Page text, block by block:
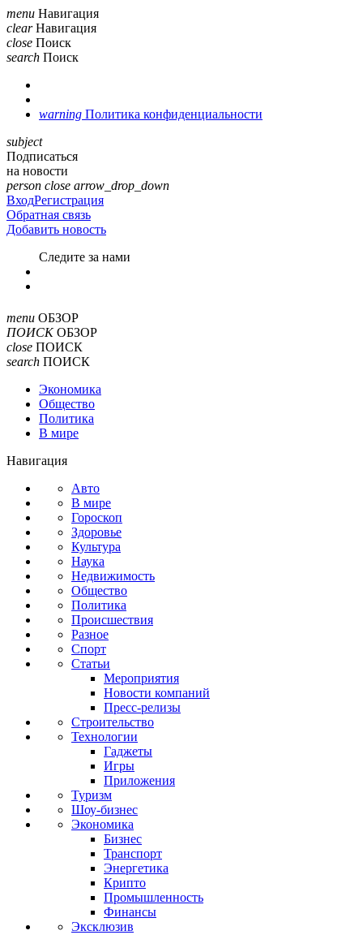
menu Навигация
clear Навигация
close Поиск
search Поиск
warning Политика конфиденциальности
subject
Подписаться
на новости
person close arrow_drop_down
ВходРегистрация
Обратная связь
Добавить новость
Cледите за нами
menu ОБЗОР
ПОИСК ОБЗОР
close ПОИСК
search ПОИСК
Экономика
Общество
Политика
В мире
Навигация
Авто
В мире
Гороскоп
Здоровье
Культура
Наука
Недвижимость
Общество
Политика
Происшествия
Разное
Спорт
Статьи
Мероприятия
Новости компаний
Пресс-релизы
Строительство
Технологии
Гаджеты
Игры
Приложения
Туризм
Шоу-бизнес
Экономика
Бизнес
Транспорт
Энергетика
Крипто
Промышленность
Финансы
Эксклюзив